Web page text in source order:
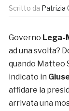
Scritto da Patrizia
Governo Lega-
ad una svolta?
quando Matteo
indicato in
affidare la
arrivata una